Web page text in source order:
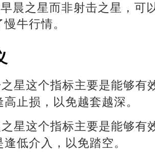
晨之星而非射击之星，可
牛行情。
义
星这个指标主要是能够有
高止损，以免越套越深。
星这个指标主要是能够有
逢低介入，以免踏空。